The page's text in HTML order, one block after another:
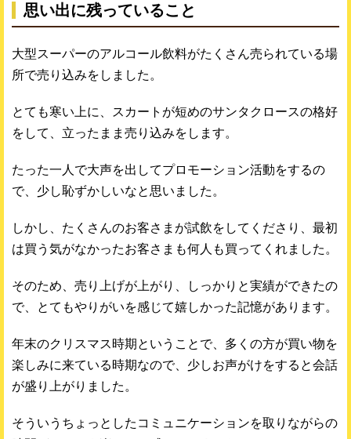
思い出に残っていること
大型スーパーのアルコール飲料がたくさん売られている場
所で売り込みをしました。
とても寒い上に、スカートが短めのサンタクロースの格好
をして、立ったまま売り込みをします。
たった一人で大声を出してプロモーション活動をするの
で、少し恥ずかしいなと思いました。
しかし、たくさんのお客さまが試飲をしてくださり、最初
は買う気がなかったお客さまも何人も買ってくれました。
そのため、売り上げが上がり、しっかりと実績ができたの
で、とてもやりがいを感じて嬉しかった記憶があります。
年末のクリスマス時期ということで、多くの方が買い物を
楽しみに来ている時期なので、少しお声がけをすると会話
が盛り上がりました。
そういうちょっとしたコミュニケーションを取りながらの